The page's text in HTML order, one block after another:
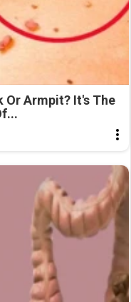
Or Armpit? It's The